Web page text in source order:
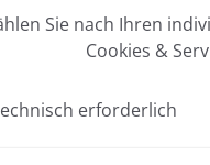
Sie nach Ihren
Cookies &
erforderlich